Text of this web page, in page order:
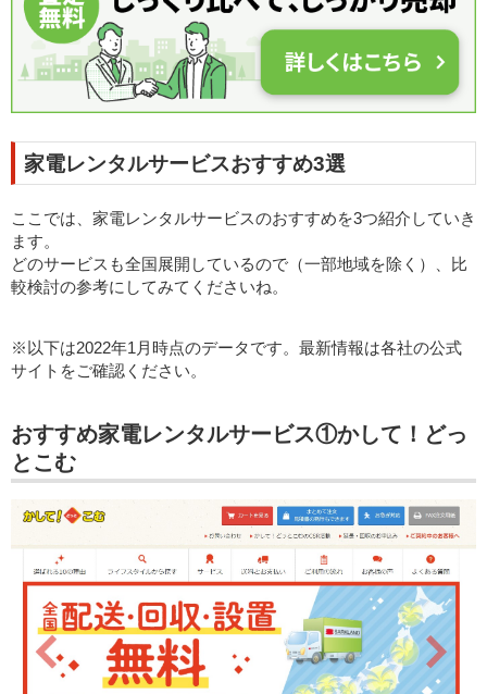
家電レンタルサービスおすすめ3選
ここでは、家電レンタルサービスのおすすめを3つ紹介していき
ます。
どのサービスも全国展開しているので（一部地域を除く）、比
較検討の参考にしてみてくださいね。
※以下は2022年1月時点のデータです。最新情報は各社の公式
サイトをご確認ください。
おすすめ家電レンタルサービス①かして！どっ
とこむ